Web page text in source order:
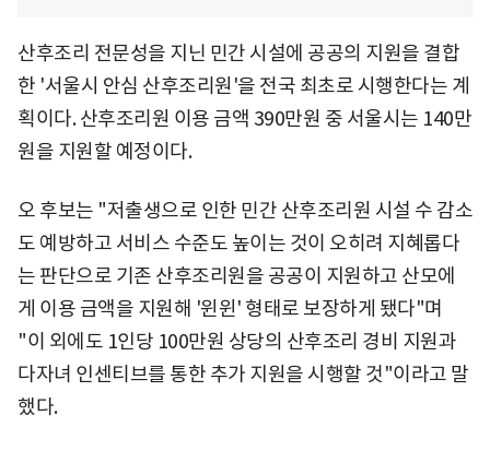
산후조리 전문성을 지닌 민간 시설에 공공의 지원을 결합
한 '서울시 안심 산후조리원'을 전국 최초로 시행한다는 계
획이다. 산후조리원 이용 금액 390만원 중 서울시는 140만
원을 지원할 예정이다.
오 후보는 "저출생으로 인한 민간 산후조리원 시설 수 감소
도 예방하고 서비스 수준도 높이는 것이 오히려 지혜롭다
는 판단으로 기존 산후조리원을 공공이 지원하고 산모에
게 이용 금액을 지원해 '윈윈' 형태로 보장하게 됐다"며
"이 외에도 1인당 100만원 상당의 산후조리 경비 지원과
다자녀 인센티브를 통한 추가 지원을 시행할 것"이라고 말
했다.